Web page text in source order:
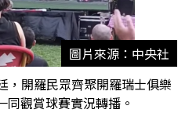
圖片來源：中央社
，開羅民眾齊聚開羅瑞士俱樂
同觀賞球賽實況轉播。